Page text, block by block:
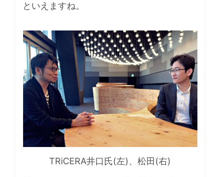
といえますね。
TRiCERA井口氏(左)、松田(右)